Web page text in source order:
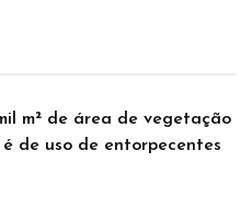
m² de área de vegetação
de uso de entorpecentes